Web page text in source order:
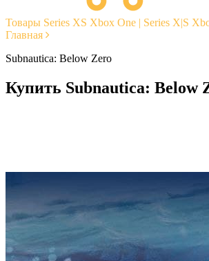
Товары Series XS Xbox One | Series X|S
Главная
Subnautica: Below Zero
Купить Subnautica: Below